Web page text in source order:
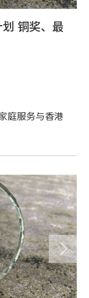
铜奖、最
庭服务与香港